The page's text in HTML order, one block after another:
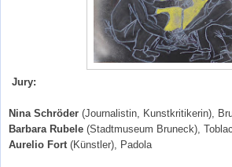
Jury:
Nina Schröder (Journalistin, Kunstkritikerin),
Barbara Rubele (Stadtmuseum Bruneck),
Aurelio Fort (Künstler), Padola